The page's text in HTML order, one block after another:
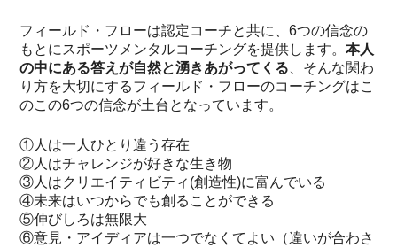
フィールド・フローは認定コーチと共に、6つの信念の
もとにスポーツメンタルコーチングを提供します。本人
の中にある答えが自然と湧きあがってくる 、そんな関わ
り方を大切にするフィールド・フローのコーチングはこ
のこの6つの信念が土台となっています。
①人は一人ひとり違う存在
②人はチャレンジが好きな生き物
③人はクリエイティビティ(創造性)に富んでいる
④未来はいつからでも創ることができる
⑤伸びしろは無限大
⑥意見・アイディアは一つでなくてよい（違いが合わさ